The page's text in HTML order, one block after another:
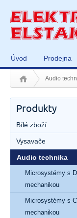
Úvod Prodejna
Audio
Produkty
Bílé zboží
Vysavače
Audio technika
Microsystémy s
mechanikou
Microsystémy s
mechanikou